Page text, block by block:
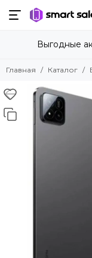
Назад
Бренды
Amazon
Apple
Beats
Bose
Выгодные
Главная Каталог